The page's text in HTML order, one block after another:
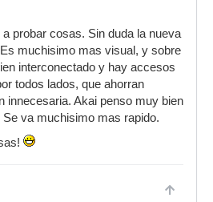
probar cosas. Sin duda la nueva
muchisimo mas visual, y sobre
interconectado y hay accesos
todos lados, que ahorran
innecesaria. Akai penso muy bien
va muchisimo mas rapido.